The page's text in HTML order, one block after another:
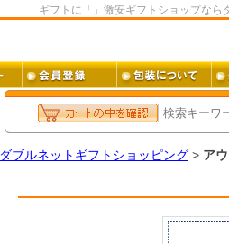
ギフトに「」激安ギフトショップなら
ダブルネットギフトショッピング > ア